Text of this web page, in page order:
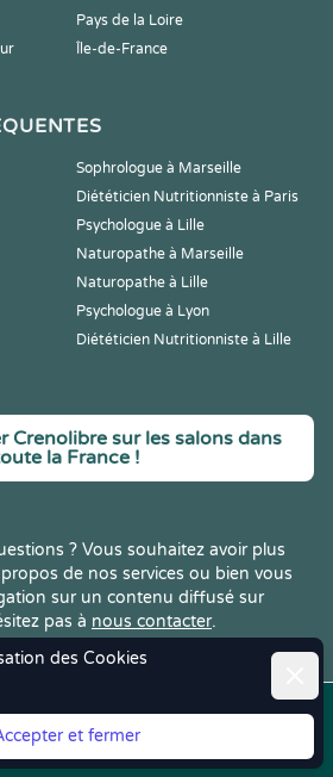
des Cookies
et fermer
Pays de la Loire
Île-de-France
Sophrologue à Marseille
Diététicien Nutritionniste à Paris
Psychologue à Lille
Naturopathe à Marseille
Naturopathe à Lille
Psychologue à Lyon
Diététicien Nutritionniste à Lille
Crenolibre sur les salons dans
la France !
? Vous souhaitez avoir plus
de nos services ou bien vous
sur un contenu diffusé sur
pas à nous contacter.
, tous
Mentions
Légales
| CGV | RGPD